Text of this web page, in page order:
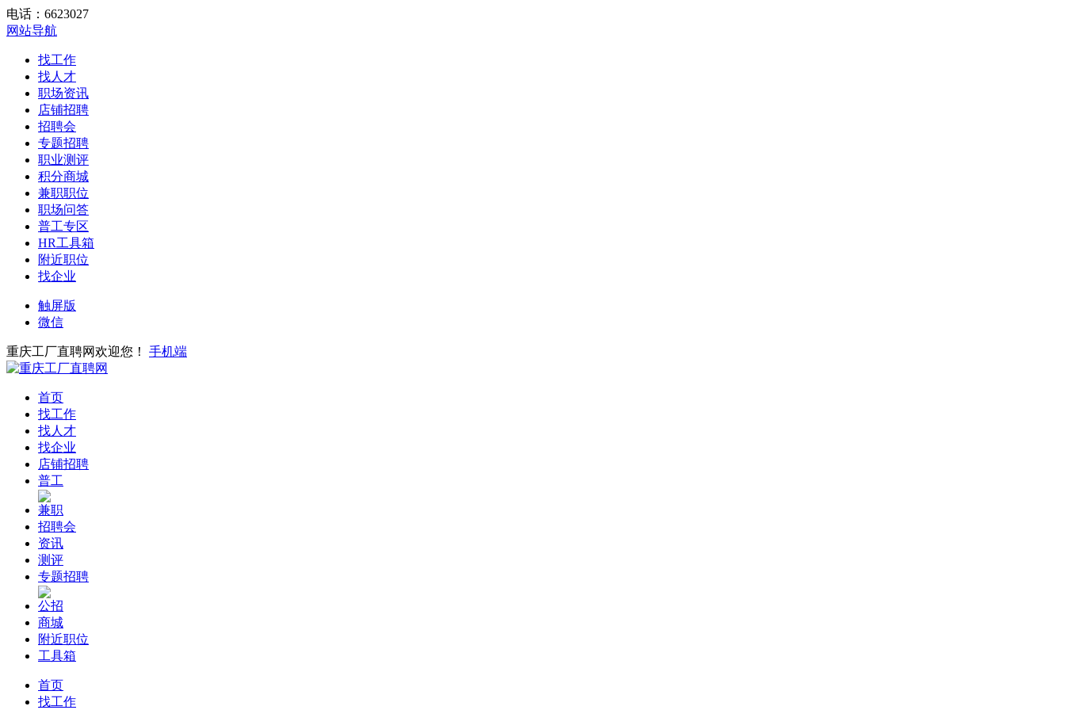
电话：6623027
网站导航
找工作
找人才
职场资讯
店铺招聘
招聘会
专题招聘
职业测评
积分商城
兼职职位
职场问答
普工专区
HR工具箱
附近职位
找企业
触屏版
微信
重庆工厂直聘网欢迎您！ 手机端
首页
找工作
找人才
找企业
店铺招聘
普工
兼职
招聘会
资讯
测评
专题招聘
公招
商城
附近职位
工具箱
首页
找工作